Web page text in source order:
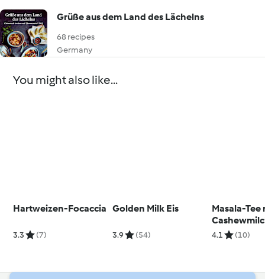
Grüße aus dem Land des Lächelns
68 recipes
Germany
You might also like...
Hartweizen-Focaccia
3.3 (7)
Golden Milk Eis
3.9 (54)
Masala-Tee
4.1 (10)